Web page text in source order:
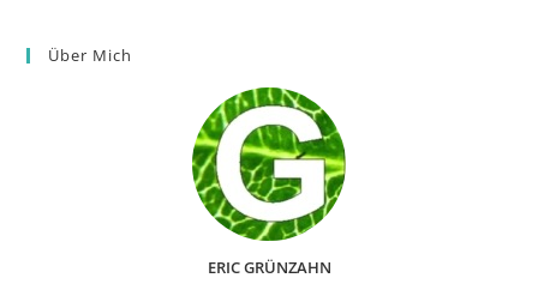
Über Mich
ERIC GRÜNZAHN